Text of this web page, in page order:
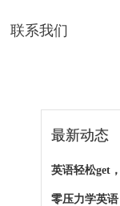
联系我们
最新动态
英语轻松get
零压力学英